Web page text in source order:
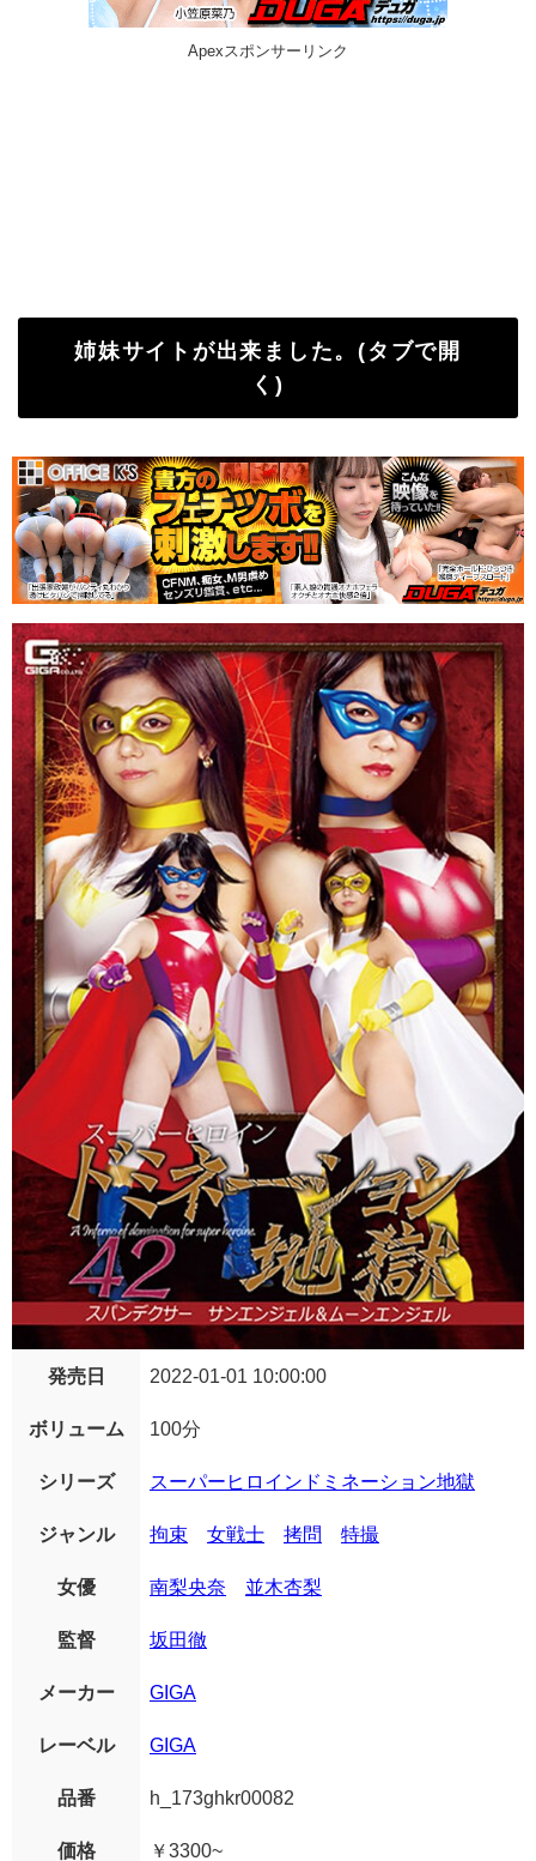
Apexスポンサーリンク
姉妹サイトが出来ました。(タブで開
く)
発売日 2022-01-01 10:00:00
ボリューム 100分
シリーズ スーパーヒロインドミネーション地獄
ジャンル 拘束 女戦士 拷問 特撮
女優 南梨央奈 並木杏梨
監督 坂田徹
メーカー GIGA
レーベル GIGA
品番 h_173ghkr00082
価格 ￥3300~